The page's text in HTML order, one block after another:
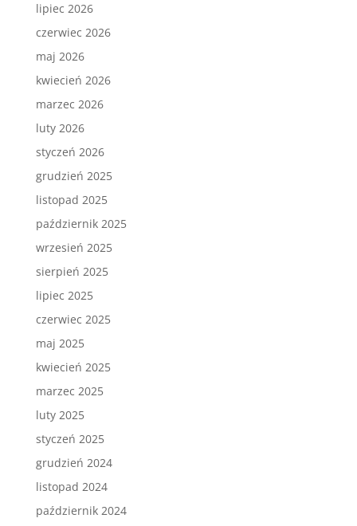
lipiec 2026
czerwiec 2026
maj 2026
kwiecień 2026
marzec 2026
luty 2026
styczeń 2026
grudzień 2025
listopad 2025
październik 2025
wrzesień 2025
sierpień 2025
lipiec 2025
czerwiec 2025
maj 2025
kwiecień 2025
marzec 2025
luty 2025
styczeń 2025
grudzień 2024
listopad 2024
październik 2024